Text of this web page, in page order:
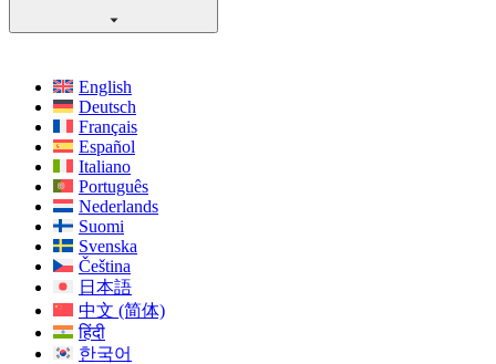
English
Deutsch
Français
Español
Italiano
Português
Nederlands
Suomi
Svenska
Čeština
日本語
中文 (简体)
हिंदी
한국어